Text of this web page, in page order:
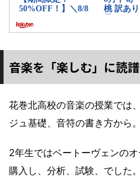
音楽を「楽しむ」に読
花巻北高校の音楽の授業では
ジュ基礎、音符の書き方から。
2年生ではベートーヴェンの
購入し、分析、試験、でした。